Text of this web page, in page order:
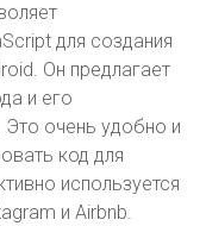
для создания
Он предлагает
и его
Это очень удобно и
код для
используется
и Airbnb.